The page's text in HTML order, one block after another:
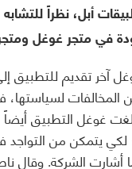
أبل، نظراً للتشابه
في متجر غوغل
آخر تقديم للتطبيق
المخالفات لسياستها،
غوغل التطبيق أيضاً
يتمكن من التواجد
أشارت الشركة. وقال